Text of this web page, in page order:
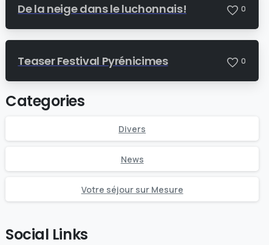
De la neige dans le luchonnais! 0
Teaser Festival Pyrénicimes 0
Categories
Divers
News
Votre séjour sur Mesure
Social Links